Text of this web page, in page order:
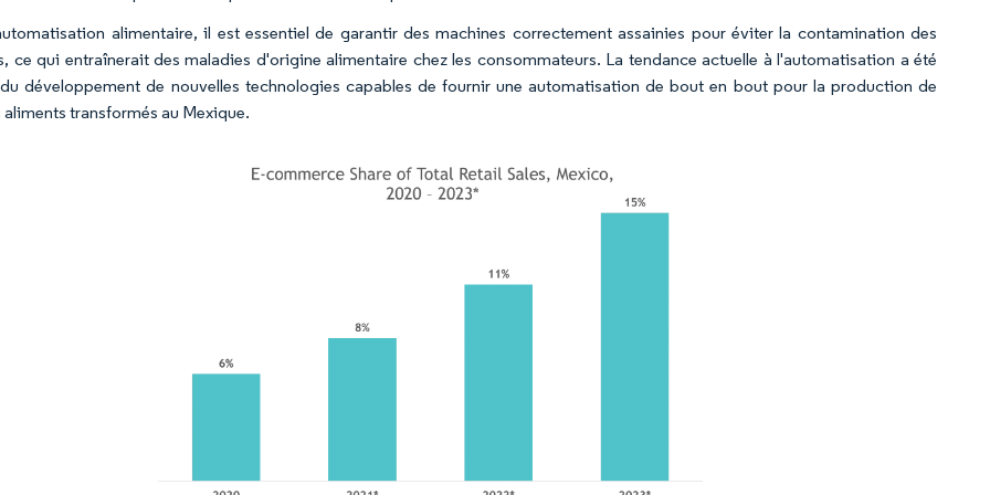
alimentaire, il est essentiel de garantir des machines correctement assainies pour éviter la contamination des
ce qui entraînerait des maladies d'origine alimentaire chez les consommateurs. La tendance actuelle à l'automatisation a été
développement de nouvelles technologies capables de fournir une automatisation de bout en bout pour la production de
transformés au Mexique.